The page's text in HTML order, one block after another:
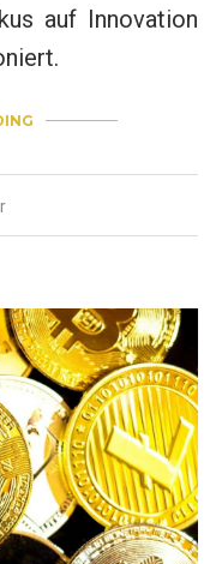
auf Innovation